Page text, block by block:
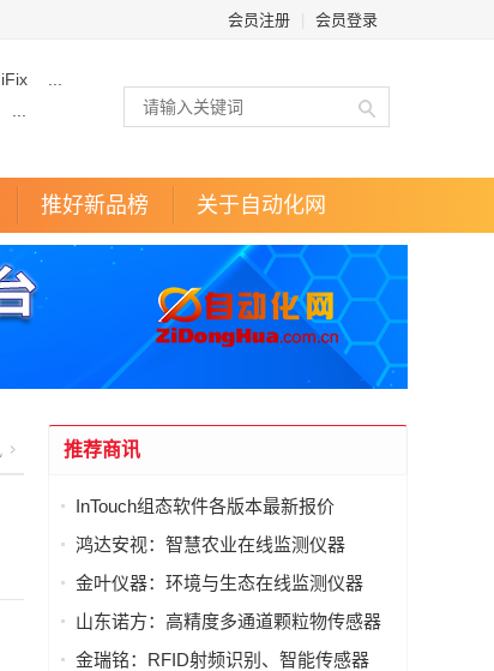
会员注册 会员登录
iFix
推好新品榜 关于自动化网
推荐商讯
InTouch组态软件各版本最新报价
鸿达安视：智慧农业在线监测仪器
金叶仪器：环境与生态在线监测仪器
山东诺方：高精度多通道颗粒物传感器
金瑞铭：RFID射频识别、智能传感器